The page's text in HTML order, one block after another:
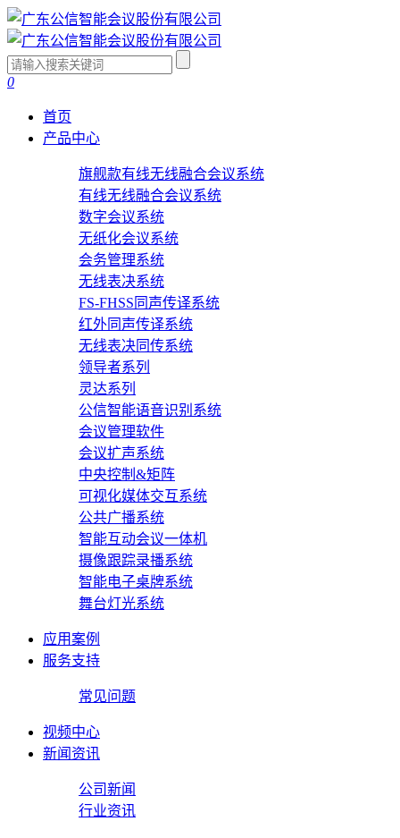
0
首页
产品中心
旗舰款有线无线融合会议系统
有线无线融合会议系统
数字会议系统
无纸化会议系统
会务管理系统
无线表决系统
FS-FHSS同声传译系统
红外同声传译系统
无线表决同传系统
领导者系列
灵达系列
公信智能语音识别系统
会议管理软件
会议扩声系统
中央控制&矩阵
可视化媒体交互系统
公共广播系统
智能互动会议一体机
摄像跟踪录播系统
智能电子桌牌系统
舞台灯光系统
应用案例
服务支持
常见问题
视频中心
新闻资讯
公司新闻
行业资讯